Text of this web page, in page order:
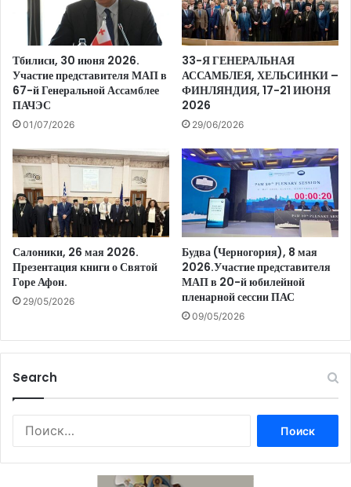
Тбилиси, 30 июня 2026.
Участие представителя МАП в
67-й Генеральной Ассамблее
ПАЧЭС
01/07/2026
33-Я ГЕНЕРАЛЬНАЯ
АССАМБЛЕЯ, ХЕЛЬСИНКИ –
ФИНЛЯНДИЯ, 17-21 ИЮНЯ
2026
29/06/2026
Салоники, 26 мая 2026.
Презентация книги о Святой
Горе Афон.
29/05/2026
Будва (Черногория), 8 мая
2026.Участие представителя
МАП в 20-й юбилейной
пленарной сессии ПАС
09/05/2026
Search